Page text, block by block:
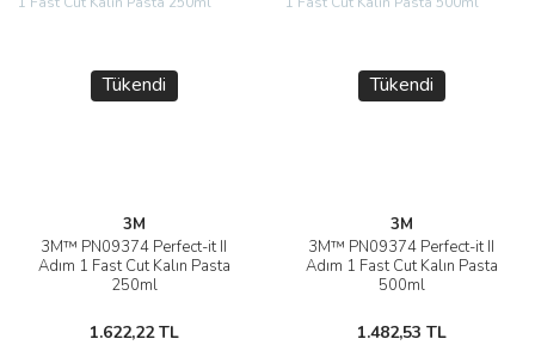
Tükendi
3M
3M™ PN09374 Perfect-it II
Adım 1 Fast Cut Kalın Pasta
250ml
1.622,22 TL
Tükendi
3M
3M™ PN09374 Perfect-it II
Adım 1 Fast Cut Kalın Pasta
500ml
1.482,53 TL